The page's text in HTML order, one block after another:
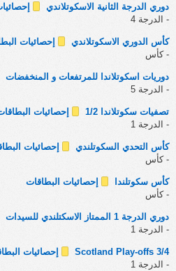
دوري الدرجة الثانية الاسكوتلاندي
- الدرجة 4
كأس الدوري الاسكوتلاندي
إحصائيات
- كأس
دوريات اسكوتلاندا للمرتفعات و المنخفضات
- الدرجة 5
تصفيات سكوتلاندا 1/2
إحصائيات
- الدرجة 1
كأس التحدي السكوتلندي
إحصائيات
- كأس
كأس سكوتلندا
إحصائيات البطاقات
- كأس
دوري الدرجة 1 الممتاز الاسكتلندي للسيدات
- الدرجة 1
Scotland Play-offs 3/4
إحصائيات
- الدرجة 1